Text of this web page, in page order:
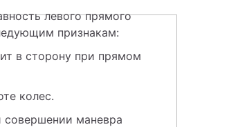
левого прямого
признакам:
в сторону при прямом
колес.
маневра